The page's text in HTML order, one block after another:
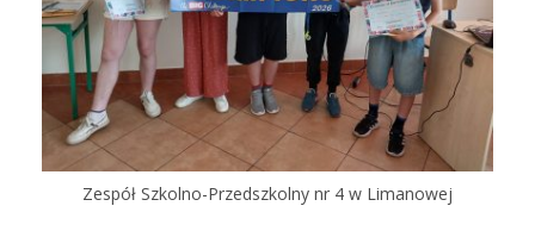
Zespół Szkolno-Przedszkolny nr 4 w Limanowej